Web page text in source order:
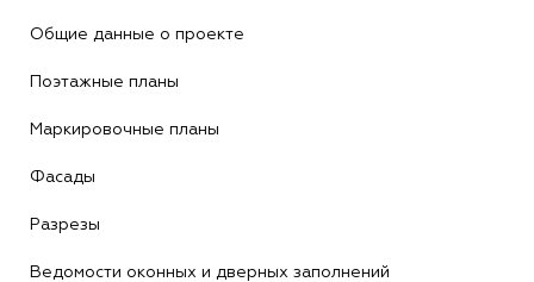
Общие данные о проекте
Поэтажные планы
Маркировочные планы
Фасады
Разрезы
Ведомости оконных и дверных заполнений